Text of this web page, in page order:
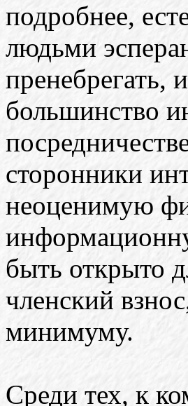
подробнее,
людьми
пренебрегать,
большинство
сторонники
неоценимую
быть открыто
членский
минимуму.
Среди тех, к